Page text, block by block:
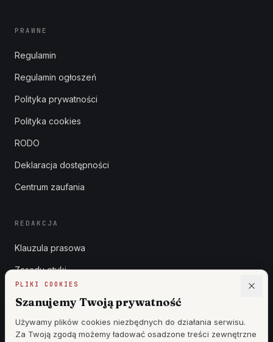
PLIKI COOKIES
Szanujemy Twoją prywatność
Używamy plików cookies niezbędnych do działania serwisu.
Za Twoją zgodą możemy ładować osadzone treści zewnętrzne
PRAWNE
Regulamin
Regulamin ogłoszeń
Polityka prywatności
Polityka cookies
RODO
Deklaracja dostępności
Centrum zaufania
REDAKCJA
Klauzula prasowa
Zasady etyki
Cennik